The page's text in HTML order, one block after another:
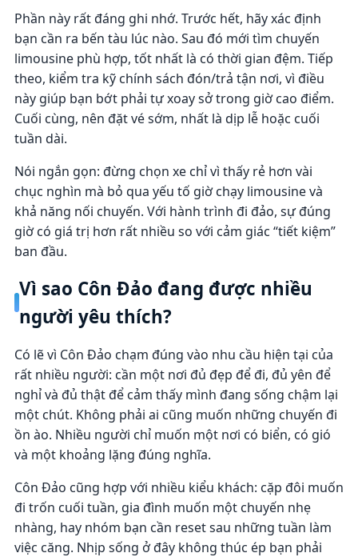
Phần này rất đáng ghi nhớ. Trước hết, hãy xác định
bạn cần ra bến tàu lúc nào. Sau đó mới tìm chuyến
limousine phù hợp, tốt nhất là có thời gian đệm. Tiếp
theo, kiểm tra kỹ chính sách đón/trả tận nơi, vì điều
này giúp bạn bớt phải tự xoay sở trong giờ cao điểm.
Cuối cùng, nên đặt vé sớm, nhất là dịp lễ hoặc cuối
tuần dài.
Nói ngắn gọn: đừng chọn xe chỉ vì thấy rẻ hơn vài
chục nghìn mà bỏ qua yếu tố giờ chạy limousine và
khả năng nối chuyến. Với hành trình đi đảo, sự đúng
giờ có giá trị hơn rất nhiều so với cảm giác “tiết kiệm”
ban đầu.
Vì sao Côn Đảo đang được nhiều
người yêu thích?
Có lẽ vì Côn Đảo chạm đúng vào nhu cầu hiện tại của
rất nhiều người: cần một nơi đủ đẹp để đi, đủ yên để
nghỉ và đủ thật để cảm thấy mình đang sống chậm lại
một chút. Không phải ai cũng muốn những chuyến đi
ồn ào. Nhiều người chỉ muốn một nơi có biển, có gió
và một khoảng lặng đúng nghĩa.
Côn Đảo cũng hợp với nhiều kiểu khách: cặp đôi muốn
đi trốn cuối tuần, gia đình muốn một chuyến nhẹ
nhàng, hay nhóm bạn cần reset sau những tuần làm
việc căng. Nhịp sống ở đây không thúc ép bạn phải